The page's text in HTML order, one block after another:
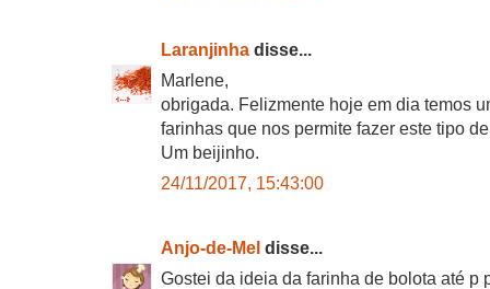
Laranjinha disse...
Marlene,
obrigada. Felizmente hoje em dia temos
farinhas que nos permite fazer este tipo
Um beijinho.
24/11/2017, 15:43:00
Anjo-de-Mel disse...
Gostei da ideia da farinha de bolota até p